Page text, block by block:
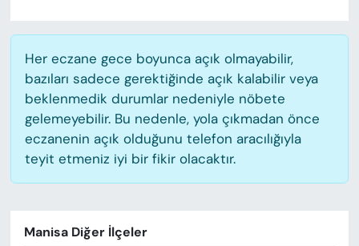
Her eczane gece boyunca açık olmayabilir,
bazıları sadece gerektiğinde açık kalabilir veya
beklenmedik durumlar nedeniyle nöbete
gelemeyebilir. Bu nedenle, yola çıkmadan önce
eczanenin açık olduğunu telefon aracılığıyla
teyit etmeniz iyi bir fikir olacaktır.
Manisa Diğer İlçeler
ÖZEL HABER
YAZAR KÖŞESİ
SİYASET
VAN VE DİYARBAKIR HABERLERİ